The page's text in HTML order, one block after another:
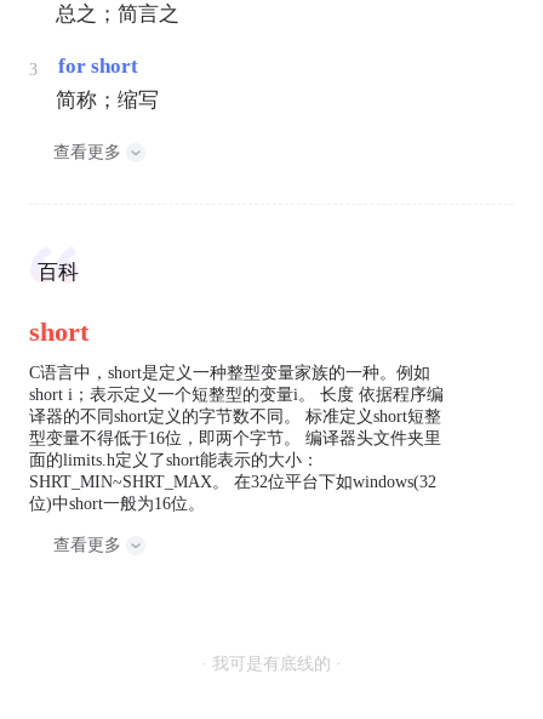
总之；简言之
3
for short
简称；缩写
查看更多
百科
short
C语言中，short是定义一种整型变量家族的一种。例如
short i；表示定义一个短整型的变量i。 长度 依据程序编
译器的不同short定义的字节数不同。 标准定义short短整
型变量不得低于16位，即两个字节。 编译器头文件夹里
面的limits.h定义了short能表示的大小：
SHRT_MIN~SHRT_MAX。 在32位平台下如windows(32
位)中short一般为16位。
查看更多
· 我可是有底线的 ·